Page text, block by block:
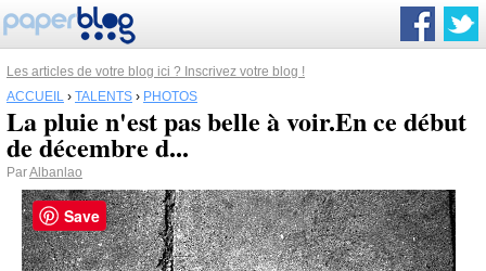
Les articles de votre blog ici ? Inscrivez votre blog !
ACCUEIL › TALENTS › PHOTOS
La pluie n'est pas belle à voir.En ce début
de décembre d...
ParAlbanlao
Save